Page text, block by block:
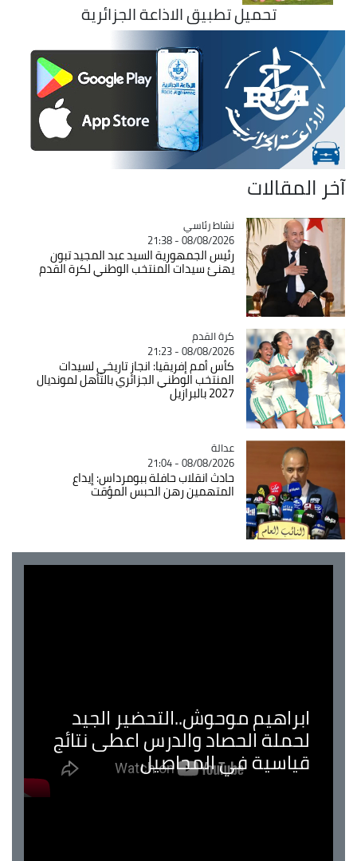
تحميل تطبيق الاذاعة الجزائرية
آخر المقالات
Catégorie
نشاط رئاسي
08/08/2026 - 21:38
رئيس الجمهورية السيد عبد المجيد تبون
يهنئ سيدات المنتخب الوطني لكرة القدم
Catégorie
كرة القدم
08/08/2026 - 21:23
كأس أمم إفريقيا: انجاز تاريخي لسيدات
المنتخب الوطني الجزائري بالتأهل لمونديال
2027 بالبرازيل
Catégorie
عدالة
08/08/2026 - 21:04
حادث انقلاب حافلة ببومرداس: إيداع
المتهمين رهن الحبس المؤقت
ابراهيم موحوش..التحضير الجيد
لحملة الحصاد والدرس اعطى نتائج
قياسية في المحاصيل